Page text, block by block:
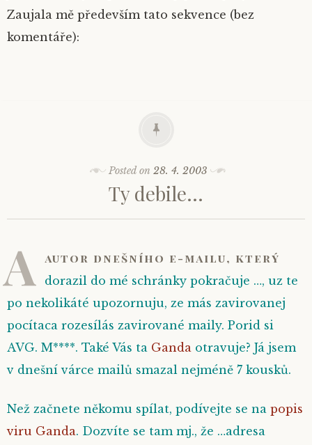
Zaujala mě především tato sekvence (bez
komentáře):
Posted on28. 4. 2003
Ty debile…
A autor dnešního e-mailu, který
dorazil do mé schránky pokračuje …, uz te
po nekolikáté upozornuju, ze más zavirovanej
pocítaca rozesílás zavirované maily. Porid si
AVG. M****. Také Vás ta Ganda otravuje? Já jsem
v dnešní várce mailů smazal nejméně 7 kousků.
Než začnete někomu spílat, podívejte se na popis
viru Ganda. Dozvíte se tam mj., že …adresa